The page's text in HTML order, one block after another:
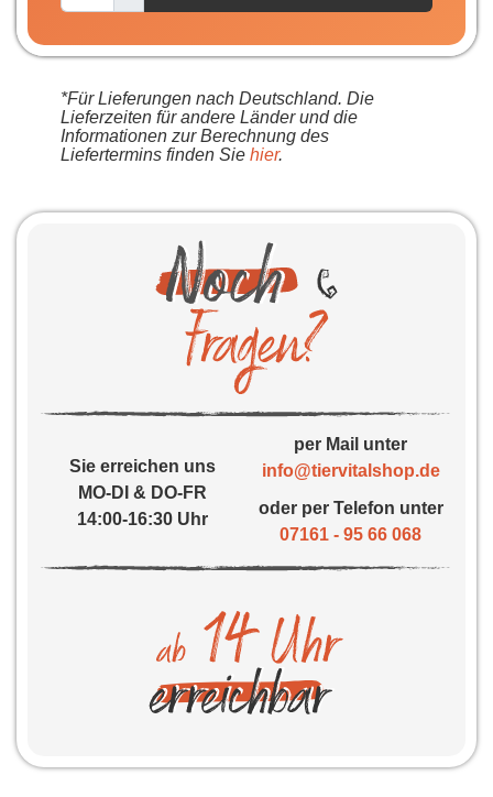
*Für Lieferungen nach Deutschland. Die
Lieferzeiten für andere Länder und die
Informationen zur Berechnung des
Liefertermins finden Sie hier.
Sie erreichen uns
MO-DI & DO-FR
14:00-16:30 Uhr
per Mail unter
info@tiervitalshop.de
oder per Telefon unter
07161 - 95 66 068